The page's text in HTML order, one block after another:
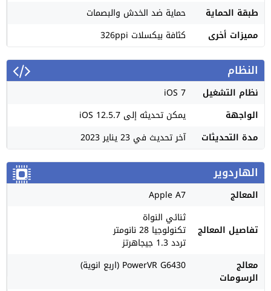
طبقة الحماية
حماية ضد الخدش والبصمات
مميزات أخرى
كثافة بيكسلات 326ppi
النظام
نظام التشغيل
iOS 7
الواجهة
يمكن تحديثه إلى iOS 12.5.7
مدة التحديثات
آخر تحديث في 23 يناير 2023
الهاردوير
المعالج Apple A7
تفاصيل المعالج
ثنائي النواة
تكنولوجيا 28 نانومتر
تردد 1.3 جيجاهرتز
معالج
الرسومات
PowerVR G6430 (اربع انوية)